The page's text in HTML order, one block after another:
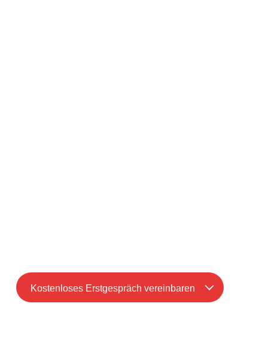
Kostenloses Erstgespräch vereinbaren